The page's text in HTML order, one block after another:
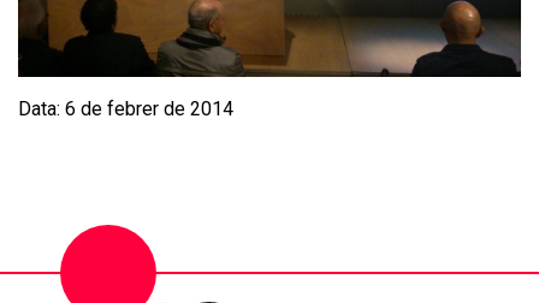
Data: 6 de febrer de 2014